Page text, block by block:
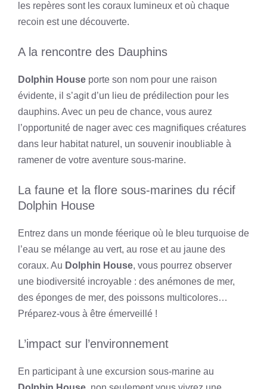
les repères sont les coraux lumineux et où chaque
recoin est une découverte.
A la rencontre des Dauphins
Dolphin House porte son nom pour une raison
évidente, il s’agit d’un lieu de prédilection pour les
dauphins. Avec un peu de chance, vous aurez
l’opportunité de nager avec ces magnifiques créatures
dans leur habitat naturel, un souvenir inoubliable à
ramener de votre aventure sous-marine.
La faune et la flore sous-marines du récif
Dolphin House
Entrez dans un monde féerique où le bleu turquoise de
l’eau se mélange au vert, au rose et au jaune des
coraux. Au Dolphin House, vous pourrez observer
une biodiversité incroyable : des anémones de mer,
des éponges de mer, des poissons multicolores…
Préparez-vous à être émerveillé !
L’impact sur l’environnement
En participant à une excursion sous-marine au